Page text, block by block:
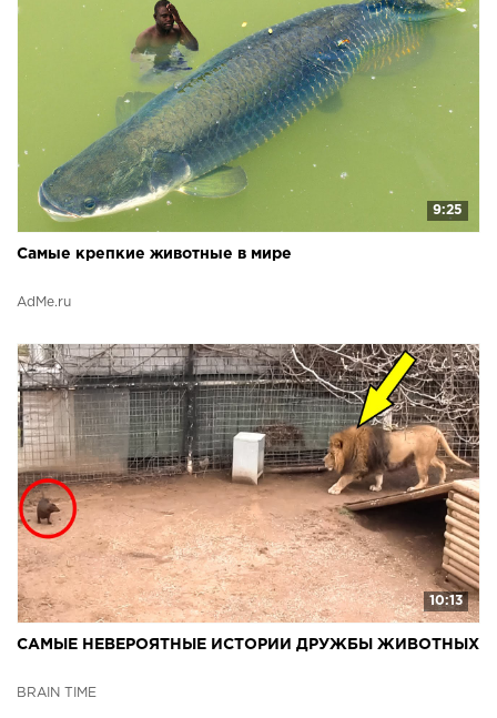
9:25
Самые крепкие животные в мире
AdMe.ru
10:13
САМЫЕ НЕВЕРОЯТНЫЕ ИСТОРИИ ДРУЖБЫ ЖИВОТНЫХ
BRAIN TIME